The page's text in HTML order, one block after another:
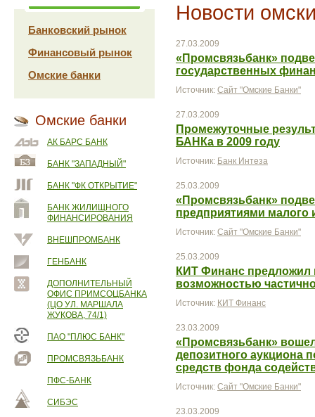
Банковский рынок
Финансовый рынок
Омские банки
Омские банки
АК БАРС БАНК
БАНК "ЗАПАДНЫЙ"
БАНК "ФК ОТКРЫТИЕ"
БАНК ЖИЛИЩНОГО
ФИНАНСИРОВАНИЯ
ВНЕШПРОМБАНК
ГЕНБАНК
ДОПОЛНИТЕЛЬНЫЙ
ОФИС ПРИМСОЦБАНКА
(ЦО УЛ. МАРШАЛА
ЖУКОВА, 74/1)
ПАО "ПЛЮС БАНК"
ПРОМСВЯЗЬБАНК
ПФС-БАНК
СИБЭС
Новости
27.03.2009
«Промсвязьбанк»
государственных
Источник: Сайт "Омские Банки"
27.03.2009
Промежуточные
БАНКа в 2009 году
Источник: Банк Интеза
25.03.2009
«Промсвязьбанк»
предприятиями малого
Источник: Сайт "Омские Банки"
25.03.2009
КИТ Финанс предложил
возможностью
Источник: КИТ Финанс
23.03.2009
«Промсвязьбанк»
депозитного аукциона
средств фонда
Источник: Сайт "Омские Банки"
23.03.2009